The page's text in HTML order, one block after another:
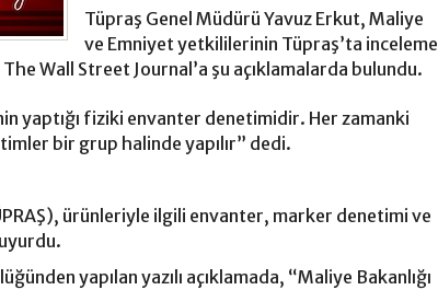
Tüpraş Genel Müdürü Yavuz Erkut, Maliye
ve Emniyet yetkililerinin Tüpraş’ta inceleme
Wall Street Journal’a şu açıklamalarda bulundu.
yaptığı fiziki envanter denetimidir. Her zamanki
bir grup halinde yapılır” dedi.
ürünleriyle ilgili envanter, marker denetimi ve
yapılan yazılı açıklamada, “Maliye Bakanlığı